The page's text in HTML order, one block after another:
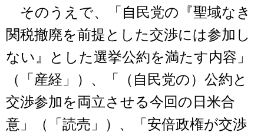
そのうえで、「自民党の『聖域なき
関税撤廃を前提とした交渉には参加し
ない』とした選挙公約を満たす内容」
（「産経」）、「（自民党の）公約と
交渉参加を両立させる今回の日米合
意」（「読売」）、「安倍政権が交渉